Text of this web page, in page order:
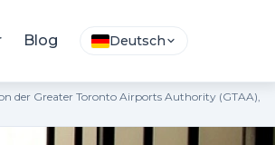
Blog Deutsch
der Greater Toronto Airports Authority (GTAA),